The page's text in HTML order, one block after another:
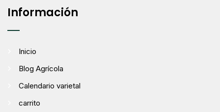
Información
Inicio
Blog Agrícola
Calendario varietal
carrito